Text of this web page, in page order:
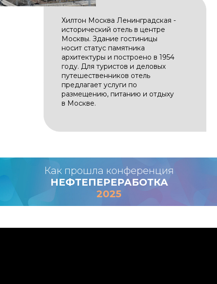
Хилтон Москва Ленинградская -
исторический отель в центре
Москвы. Здание гостиницы
носит статус памятника
архитектуры и построено в 1954
году. Для туристов и деловых
путешественников отель
предлагает услуги по
размещению, питанию и отдыху
в Москве.
Как прошла конференция
НЕФТЕПЕРЕРАБОТКА
2025